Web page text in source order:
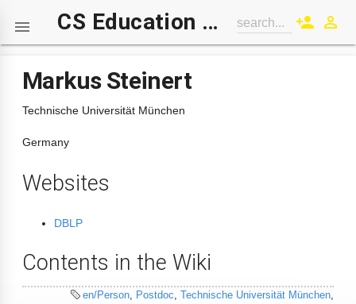
 CS Education Wiki search... person_add perm_identity
Markus Steinert
Technische Universität München
Germany
Websites
DBLP
Contents in the Wiki
en/Person, Postdoc, Technische Universität München,